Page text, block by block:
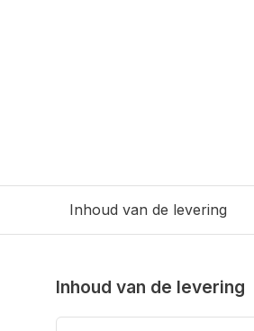
Inhoud van de levering
Inhoud van de levering